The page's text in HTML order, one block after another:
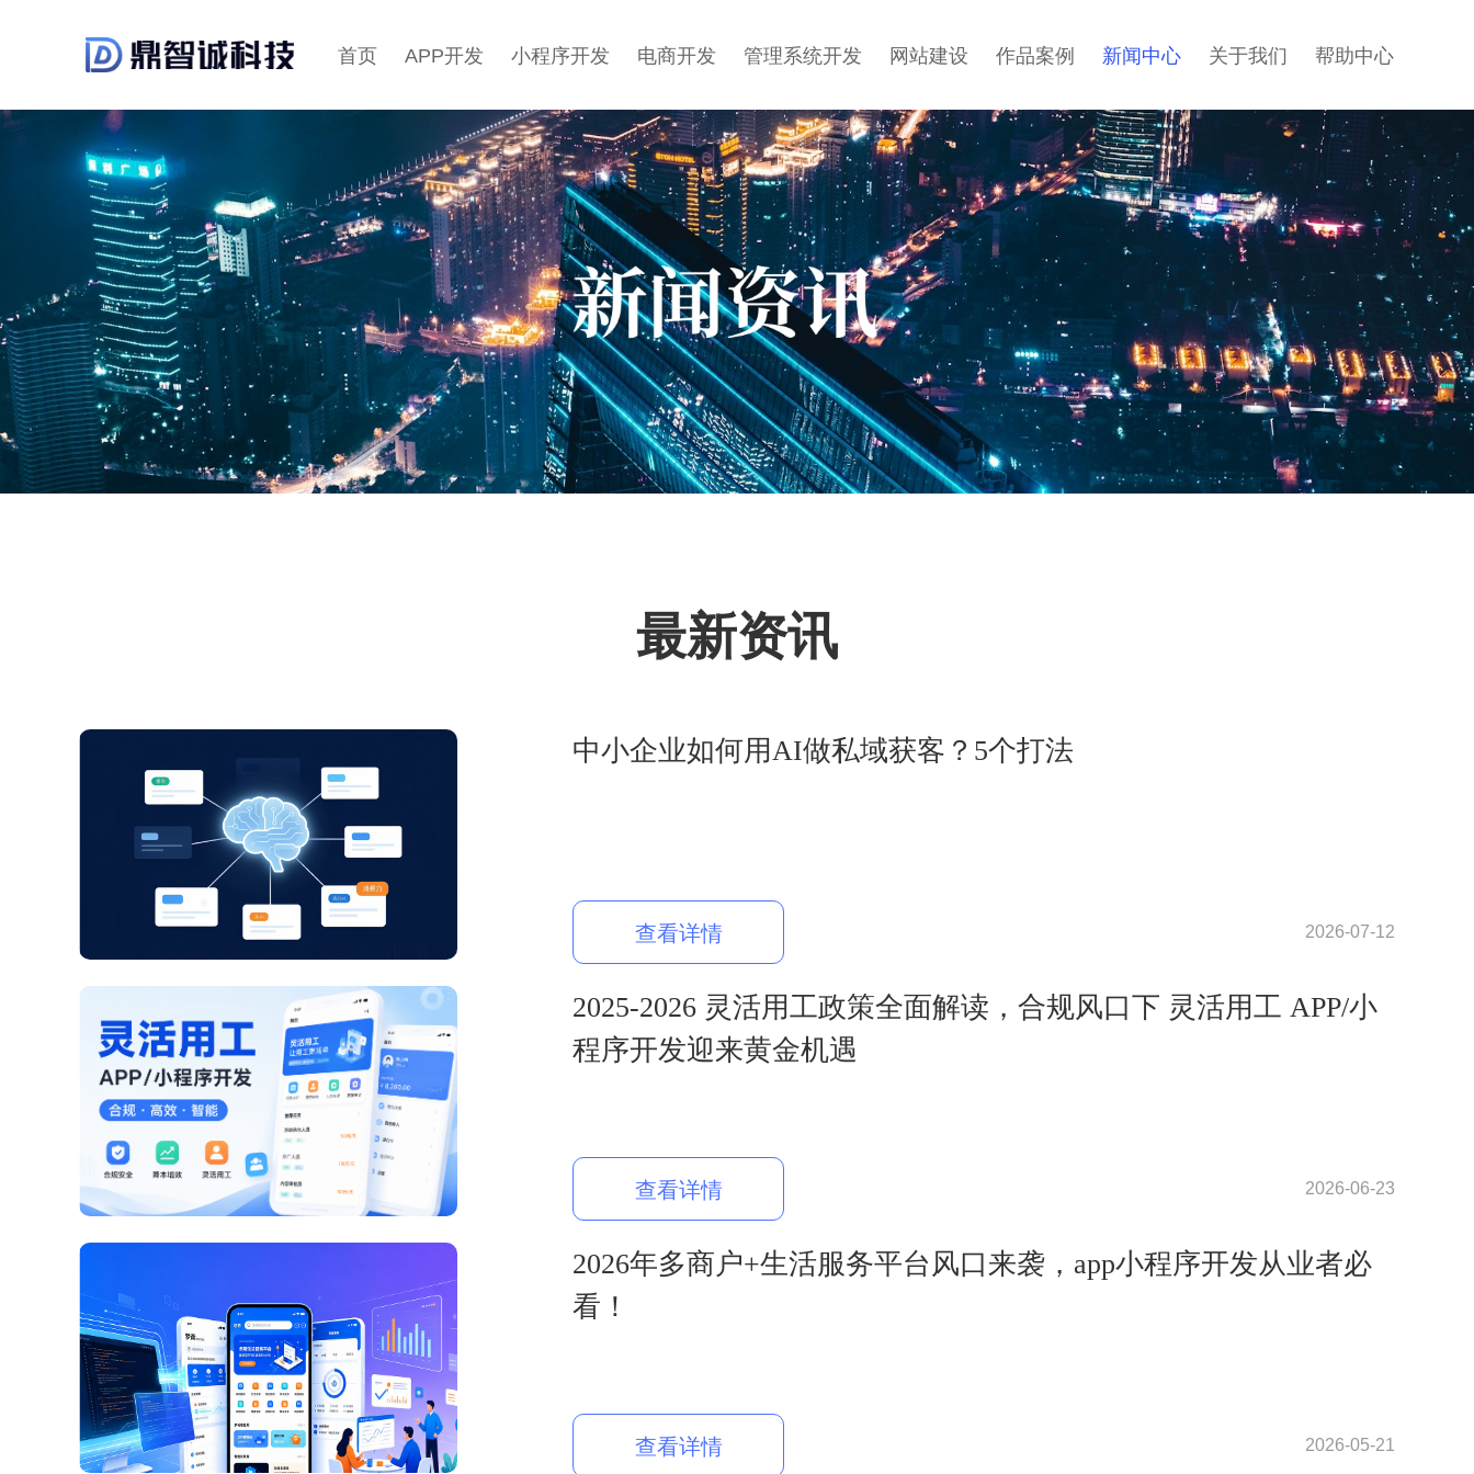
首页 APP开发 小程序开发 电商开发 管理系统开发 网站建设 作品案例 新闻中心 关于我们 帮助中心
最新资讯
中小企业如何用AI做私域获客？5个打法
查看详情 2026-07-12
2025-2026 灵活用工政策全面解读，合规风口下 灵活用工 APP/小
程序开发迎来黄金机遇
查看详情 2026-06-23
2026年多商户+生活服务平台风口来袭，app小程序开发从业者必
看！
查看详情 2026-05-21